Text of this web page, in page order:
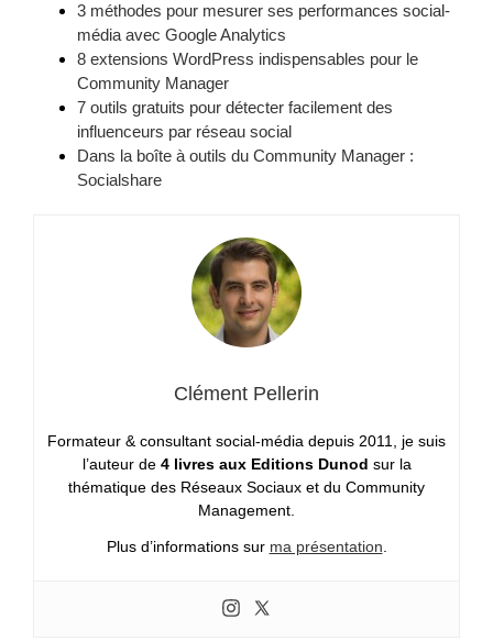
3 méthodes pour mesurer ses performances social-
média avec Google Analytics
8 extensions WordPress indispensables pour le
Community Manager
7 outils gratuits pour détecter facilement des
influenceurs par réseau social
Dans la boîte à outils du Community Manager :
Socialshare
Clément Pellerin
Formateur & consultant social-média depuis 2011, je suis
l’auteur de 4 livres aux Editions Dunod sur la
thématique des Réseaux Sociaux et du Community
Management.
Plus d’informations sur ma présentation.